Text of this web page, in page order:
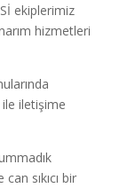
ekiplerimiz
hizmetleri
iletişime
sıkıcı bir